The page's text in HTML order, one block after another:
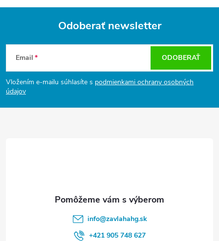
e
Odoberať newsletter
Email
Vložením e-mailu súhlasíte s podmienkami ochrany osobných
údajov
ODOBERAŤ
info@zavlahahg.sk
+421 905 748 627